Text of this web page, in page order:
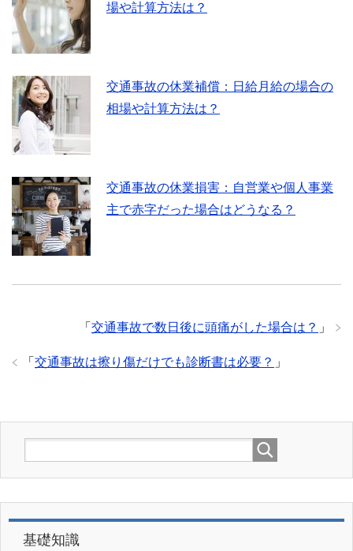
場や計算方法は？
交通事故の休業補償：日給月給の場合の
相場や計算方法は？
交通事故の休業損害：自営業や個人事業
主で赤字だった場合はどうなる？
「 交通事故で数日後に頭痛がした場合は？ 」
「 交通事故は擦り傷だけでも診断書は必要？ 」
基礎知識